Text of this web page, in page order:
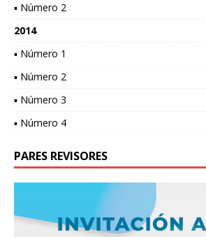
▪ Número 2
2014
▪ Número 1
▪ Número 2
▪ Número 3
▪ Número 4
PARES REVISORES